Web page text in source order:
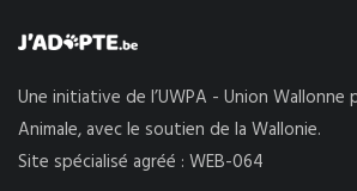
Une initiative de l’UWPA - Union
Animale, avec le soutien de la Wallonie.
Site spécialisé agréé : WEB-064